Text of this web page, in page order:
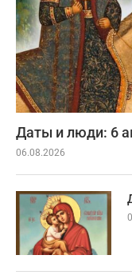
Даты и люди: 6
06.08.2026